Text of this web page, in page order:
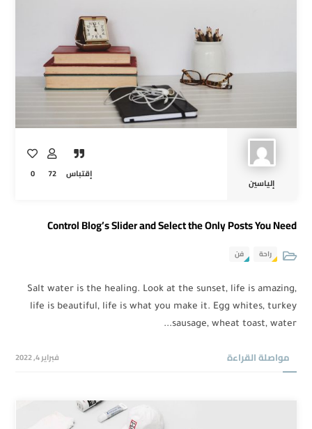
إلياسين
إقتباس 72
0
Control Blog’s Slider and Select the Only Posts You Need
راحة فن
Salt water is the healing. Look at the sunset, life is amazing,
life is beautiful, life is what you make it. Egg whites, turkey
sausage, wheat toast, water...
مواصلة القراءة فبراير 4, 2022